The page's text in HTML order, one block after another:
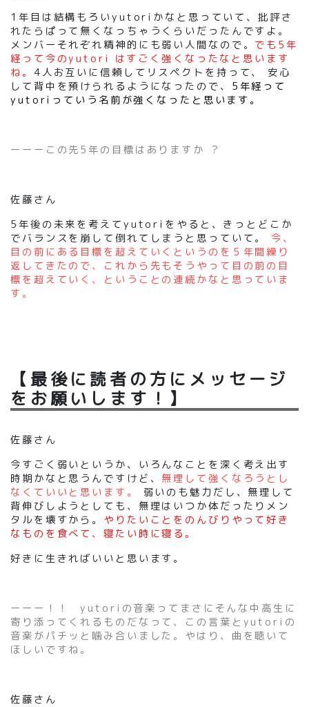
1年目は結構もろいyutoriかなと思っていて、批評さ
れたらぱって無くなっちゃうくらいだったんですよ。
メンバーそれぞれ精神的にも弱い人間なので。 でも5年
経って今のyutori はすごく強くなったなと思います
ね。 4人お互いに信頼してリスペクトを持って、 安心
して背中を預けられるようになったので、 5年経って
yutoriっていう名前が強くなったと思います。
ーーーこの先5年の目標はありますか ？
佐藤さん
5年後の未来を考えてyutoriをやると、きっとどこか
でバランスを崩して倒れてしまうと思っていて。
今、
目の前にある目標を超えていくというのを５年間繰り
返してきたので、これから先もそうやって目の前の目
標を超えていく、ということの連続かなと思っていま
す。
【最後に読者の方にメッセージ
をお願いします！】
佐藤さん
今すごく弱いというか、いろんなことを深く考え出す
時期かなと思うんですけど、 無理して強くなろうとし
なくていいと思います。
弱いのも魅力だし、無理して
背伸びしようとしても、無理はいつか体だったりメン
タルを壊すから。 やりたいことをのんびりやって好き
なものを食べて、寝たい時に寝る。
好きに生きればいいと思います。
ーーー！！ yutoriの音楽ってまさにそんな中高生に
寄り添ってくれるものだなって、この言葉とyutoriの
音楽がパチッと噛み合いました。やはり、曲を聴いて
ほしいですね。
佐藤さん